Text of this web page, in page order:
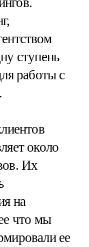
ступень
работы с
около
Их
на
что мы
ее